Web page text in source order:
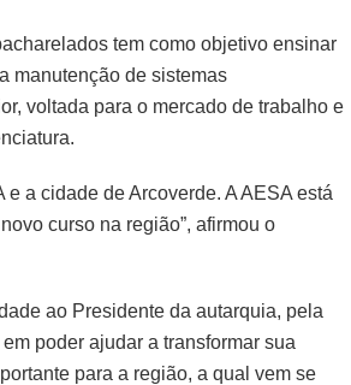
tem como objetivo ensinar
manutenção de sistemas
voltada para o mercado de trabalho e
a cidade de Arcoverde. A AESA está
curso na região”, afirmou o
ao Presidente da autarquia, pela
poder ajudar a transformar sua
para a região, a qual vem se